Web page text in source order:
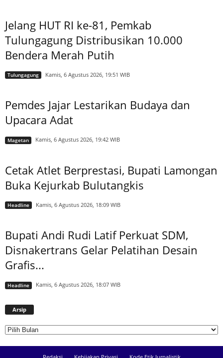
Jelang HUT RI ke-81, Pemkab
Tulungagung Distribusikan 10.000
Bendera Merah Putih
Tulungagung Kamis, 6 Agustus 2026, 19:51 WIB
Pemdes Jajar Lestarikan Budaya dan
Upacara Adat
Magetan Kamis, 6 Agustus 2026, 19:42 WIB
Cetak Atlet Berprestasi, Bupati Lamongan
Buka Kejurkab Bulutangkis
Headline Kamis, 6 Agustus 2026, 18:09 WIB
Bupati Andi Rudi Latif Perkuat SDM,
Disnakertrans Gelar Pelatihan Desain
Grafis...
Headline Kamis, 6 Agustus 2026, 18:07 WIB
Arsip